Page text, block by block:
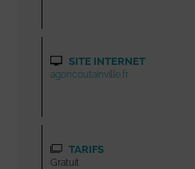
SITE INTERNET
agoncoutainville.fr
TARIFS
Gratuit